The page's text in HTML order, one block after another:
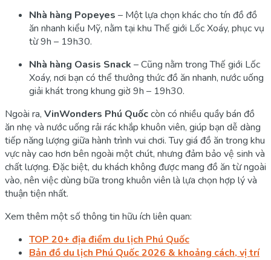
Nhà hàng Popeyes – Một lựa chọn khác cho tín đồ đồ
ăn nhanh kiểu Mỹ, nằm tại khu Thế giới Lốc Xoáy, phục vụ
từ 9h – 19h30.
Nhà hàng Oasis Snack – Cũng nằm trong Thế giới Lốc
Xoáy, nơi bạn có thể thưởng thức đồ ăn nhanh, nước uống
giải khát trong khung giờ 9h – 19h30.
Ngoài ra, VinWonders Phú Quốccòn có nhiều quầy bán đồ
ăn nhẹ và nước uống rải rác khắp khuôn viên, giúp bạn dễ dàng
tiếp năng lượng giữa hành trình vui chơi. Tuy giá đồ ăn trong khu
vực này cao hơn bên ngoài một chút, nhưng đảm bảo vệ sinh và
chất lượng. Đặc biệt, du khách không được mang đồ ăn từ ngoài
vào, nên việc dùng bữa trong khuôn viên là lựa chọn hợp lý và
thuận tiện nhất.
Xem thêm một số thông tin hữu ích liên quan:
TOP 20+ địa điểm du lịch Phú Quốc
Bản đồ du lịch Phú Quốc 2026 & khoảng cách, vị trí